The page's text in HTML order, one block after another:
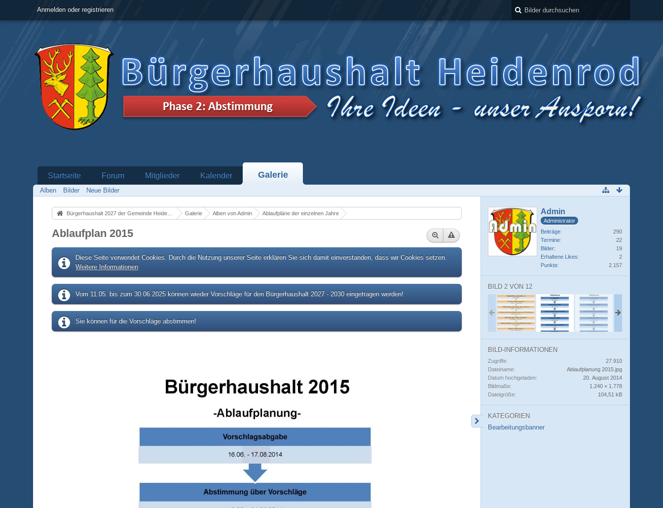
Anmelden oder registrieren
Startseite Forum Mitglieder Kalender Galerie
Alben Bilder Neue Bilder
Bürgerhaushalt 2027 der Gemeinde Heidenrod Galerie Alben von Admin Ablaufpläne der einzelnen Jahre
Ablaufplan 2015
Diese Seite verwendet Cookies. Durch die Nutzung unserer Seite erklären Sie sich damit einverstanden, dass wir Cookies setzen.
Weitere Informationen
Vom 11.05. bis zum 30.06.2025 können wieder Vorschläge für den Bürgerhaushalt 2027 - 2030 eingetragen werden!
Sie können für die Vorschläge abstimmen!
Admin
Administrator
Beiträge
290
Termine
22
Bilder
19
Erhaltene Likes
2
Punkte
2.157
BILD 2 VON 12
BILD-INFORMATIONEN
Zugriffe
27.910
Dateiname
Ablaufplanung 2015.jpg
Datum hochgeladen
20. August 2014
Bildmaße
1.240 × 1.778
Dateigröße
104,51 kB
KATEGORIEN
Bearbeitungsbanner